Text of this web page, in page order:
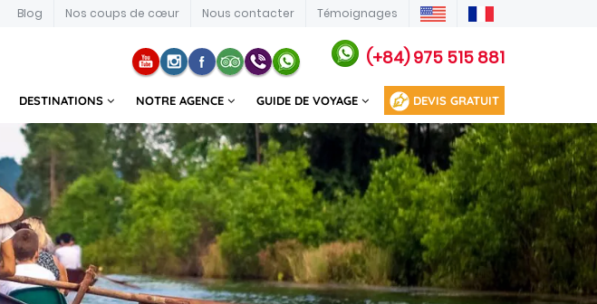
Blog Nos coups de cœur Nous contacter Témoignages
(+84) 975 515 881
DESTINATIONS NOTRE AGENCE GUIDE DE VOYAGE DEVIS GRATUIT